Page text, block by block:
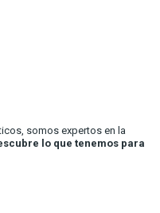
somos expertos en la
lo que tenemos para